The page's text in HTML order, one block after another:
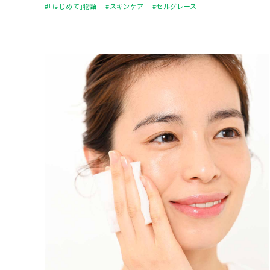
#「はじめて」物語 #スキンケア #セルグレース